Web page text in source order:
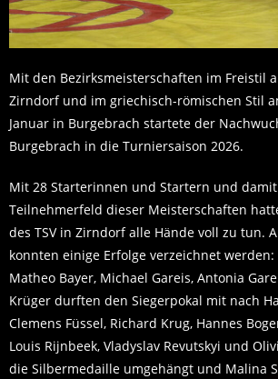
Mit den Bezirksmeisterschaften im Freistil
Zirndorf und im griechisch-römischen Stil
Januar in Burgebrach startete der
Burgebrach in die Turniersaison 2026.
Mit 28 Starterinnen und Startern und
Teilnehmerfeld dieser Meisterschaften
des TSV in Zirndorf alle Hände voll zu tun.
konnten einige Erfolge verzeichnet werden:
Matheo Bayer, Michael Gareis, Antonia
Krüger durften den Siegerpokal mit nach
Clemens Füssel, Richard Krug, Hannes
Louis Rijnbeek, Vladyslav Revutskyi und
die Silbermedaille umgehängt und Malina